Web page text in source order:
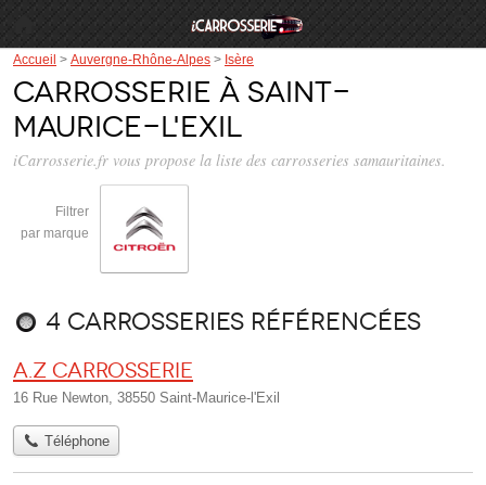
Accueil > Auvergne-Rhône-Alpes > Isère
Carrosserie à Saint-
Maurice-l'Exil
iCarrosserie.fr vous propose la liste des carrosseries samauritaines.
Filtrer
par marque
4 carrosseries référencées
A.Z Carrosserie
16 Rue Newton, 38550 Saint-Maurice-l'Exil
Téléphone